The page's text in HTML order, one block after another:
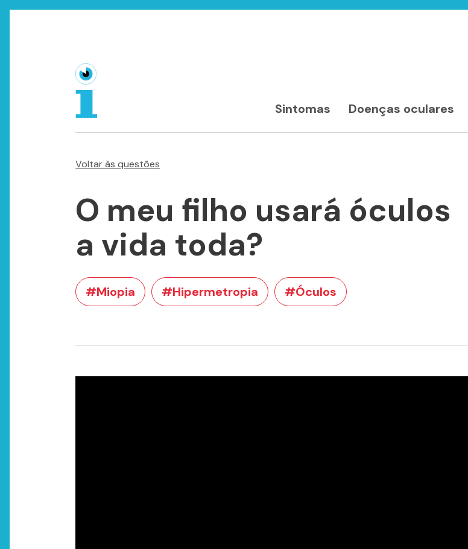
Sintomas Doenças oculares
Voltar às questões
O meu filho usará óculos
a vida toda?
#Miopia #Hipermetropia #Óculos